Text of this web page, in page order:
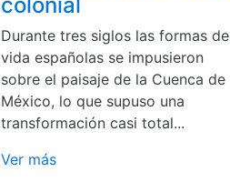
Durante tres siglos las formas de
vida españolas se impusieron
sobre el paisaje de la Cuenca de
México, lo que supuso una
transformación casi total...
Ver más